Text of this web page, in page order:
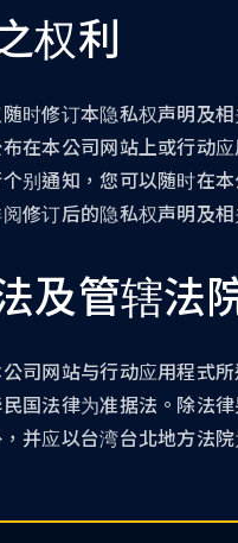
权利
时修订本隐私权声明及
在本公司网站上或行动
别通知，您可以随时在
修订后的隐私权声明及相
及管辖法
司网站与行动应用程式
国法律为准据法。除法
并应以台湾台北地方法